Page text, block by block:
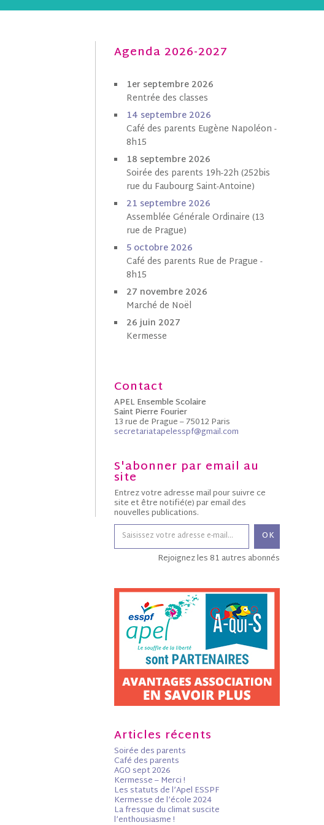
Agenda 2026-2027
1er septembre 2026
Rentrée des classes
14 septembre 2026
Café des parents Eugène Napoléon -
8h15
18 septembre 2026
Soirée des parents 19h-22h (252bis
rue du Faubourg Saint-Antoine)
21 septembre 2026
Assemblée Générale Ordinaire (13
rue de Prague)
5 octobre 2026
Café des parents Rue de Prague -
8h15
27 novembre 2026
Marché de Noël
26 juin 2027
Kermesse
Contact
APEL Ensemble Scolaire
Saint Pierre Fourier
13 rue de Prague – 75012 Paris
secretariatapelesspf@gmail.com
S'abonner par email au
site
Entrez votre adresse mail pour suivre ce
site et être notifié(e) par email des
nouvelles publications.
OK
Rejoignez les 81 autres abonnés
Articles récents
Soirée des parents
Café des parents
AGO sept 2026
Kermesse – Merci !
Les statuts de l’Apel ESSPF
Kermesse de l’école 2024
La fresque du climat suscite
l’enthousiasme !